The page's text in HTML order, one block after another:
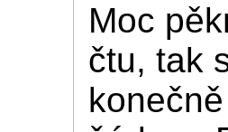
Moc
čtu, tak